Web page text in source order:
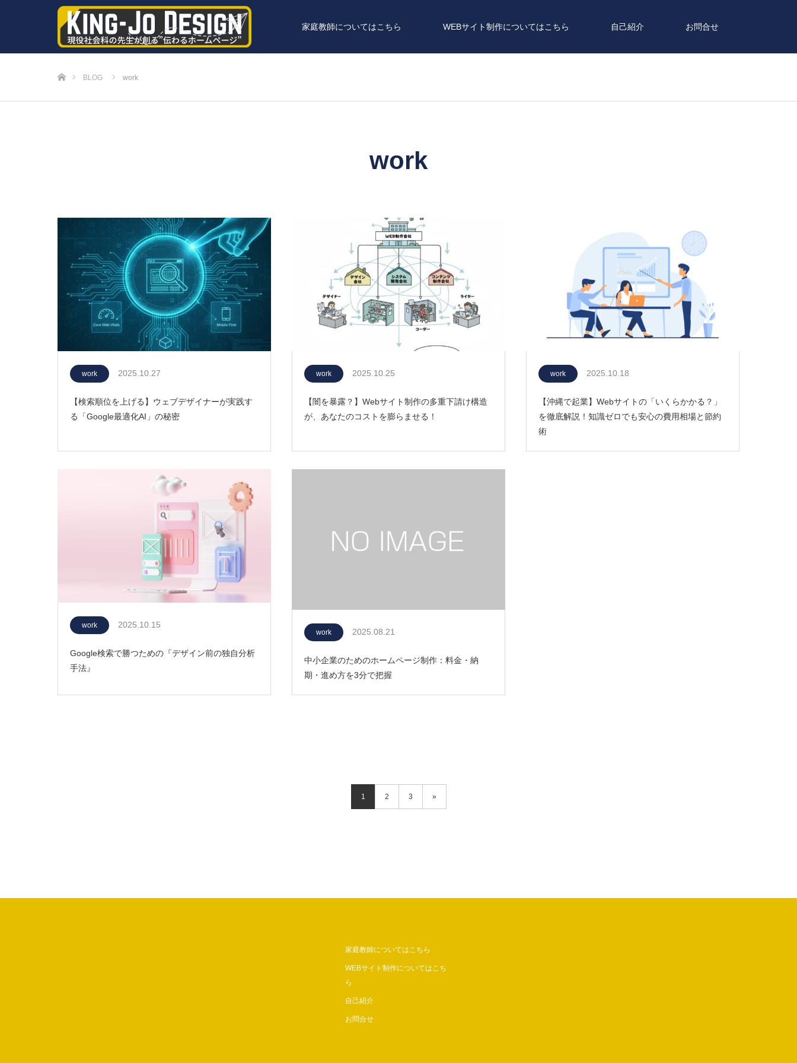
家庭教師についてはこちら WEBサイト制作についてはこちら 自己紹介 お問合せ
BLOG work
work
work 2025.10.27
【検索順位を上げる】ウェブデザイナーが実践す
る「Google最適化AI」の秘密
work 2025.10.25
【闇を暴露？】Webサイト制作の多重下請け構造
が、あなたのコストを膨らませる！
work 2025.10.18
【沖縄で起業】Webサイトの「いくらかかる？」
を徹底解説！知識ゼロでも安心の費用相場と節約
術
work 2025.10.15
Google検索で勝つための『デザイン前の独自分析
手法』
work 2025.08.21
中小企業のためのホームページ制作：料金・納
期・進め方を3分で把握
1 2 3 »
家庭教師についてはこちら
WEBサイト制作についてはこち
ら
自己紹介
お問合せ